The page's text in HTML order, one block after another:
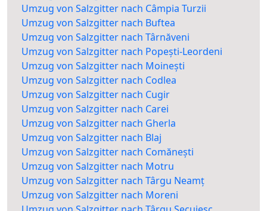
Umzug von Salzgitter nach Câmpia Turzii
Umzug von Salzgitter nach Buftea
Umzug von Salzgitter nach Târnăveni
Umzug von Salzgitter nach Popești-Leordeni
Umzug von Salzgitter nach Moinești
Umzug von Salzgitter nach Codlea
Umzug von Salzgitter nach Cugir
Umzug von Salzgitter nach Carei
Umzug von Salzgitter nach Gherla
Umzug von Salzgitter nach Blaj
Umzug von Salzgitter nach Comănești
Umzug von Salzgitter nach Motru
Umzug von Salzgitter nach Târgu Neamț
Umzug von Salzgitter nach Moreni